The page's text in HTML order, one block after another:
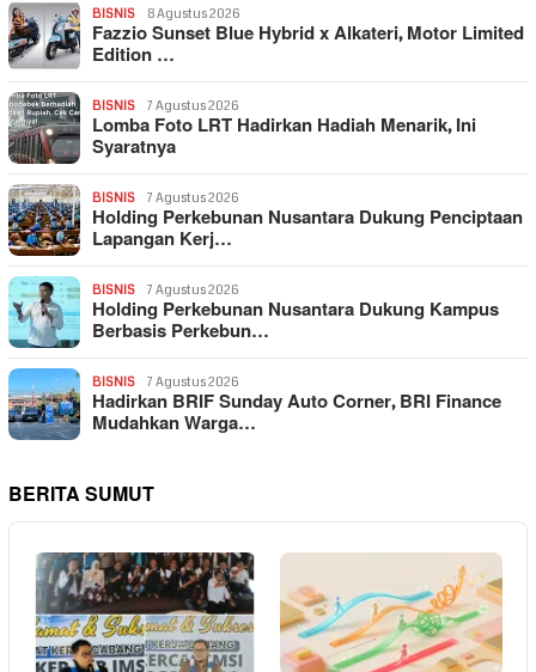
BISNIS 8 Agustus 2026
Fazzio Sunset Blue Hybrid x Alkateri, Motor Limited
Edition …
BISNIS 7 Agustus 2026
Lomba Foto LRT Hadirkan Hadiah Menarik, Ini
Syaratnya
BISNIS 7 Agustus 2026
Holding Perkebunan Nusantara Dukung Penciptaan
Lapangan Kerj…
BISNIS 7 Agustus 2026
Holding Perkebunan Nusantara Dukung Kampus
Berbasis Perkebun…
BISNIS 7 Agustus 2026
Hadirkan BRIF Sunday Auto Corner, BRI Finance
Mudahkan Warga…
BERITA SUMUT